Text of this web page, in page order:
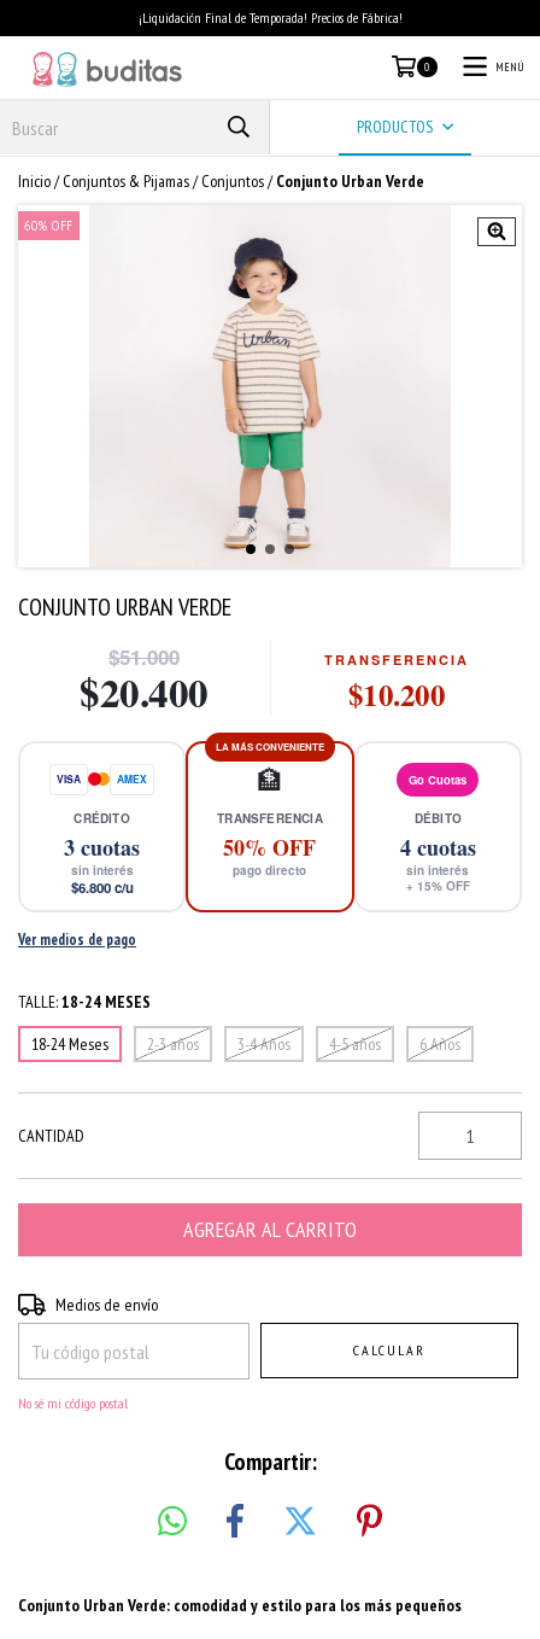
¡Liquidación Final de Temporada! Precios de Fábrica!
0 MENÚ
PRODUCTOS
Inicio/ Conjuntos & Pijamas/ Conjuntos/ Conjunto Urban Verde
60% OFF
CONJUNTO URBAN VERDE
$51.000
$20.400
TRANSFERENCIA
$10.200
VISA AMEX
CRÉDITO
3cuotas
sin interés
$6.800c/u
LA MÁS CONVENIENTE
🏦
TRANSFERENCIA
50% OFF
pago directo
Go Cuotas
DÉBITO
4cuotas
sin interés
+ 15% OFF
Ver medios de pago
TALLE:18-24 MESES
18-24 Meses
2-3 años 3-4 Años 4-5 años 6 Años
CANTIDAD
Entregas para el CP:
Medios de envío
CALCULAR
No sé mi código postal
Compartir:
Conjunto Urban Verde: comodidad y estilo para los más pequeños